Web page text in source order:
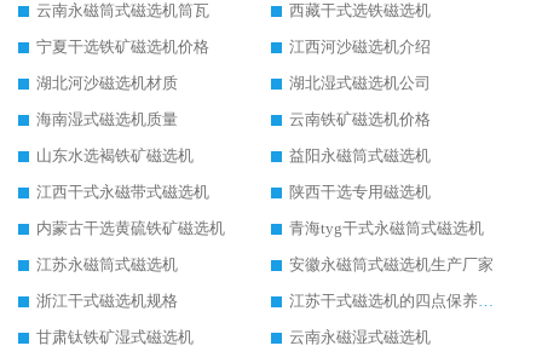
云南永磁筒式磁选机筒瓦
西藏干式选铁磁选机
宁夏干选铁矿磁选机价格
江西河沙磁选机介绍
湖北河沙磁选机材质
湖北湿式磁选机公司
海南湿式磁选机质量
云南铁矿磁选机价格
山东水选褐铁矿磁选机
益阳永磁筒式磁选机
江西干式永磁带式磁选机
陕西干选专用磁选机
内蒙古干选黄硫铁矿磁选机
青海tyg干式永磁筒式磁选机
江苏永磁筒式磁选机
安徽永磁筒式磁选机生产厂家
浙江干式磁选机规格
江苏干式磁选机的四点保养秘籍
甘肃钛铁矿湿式磁选机
云南永磁湿式磁选机